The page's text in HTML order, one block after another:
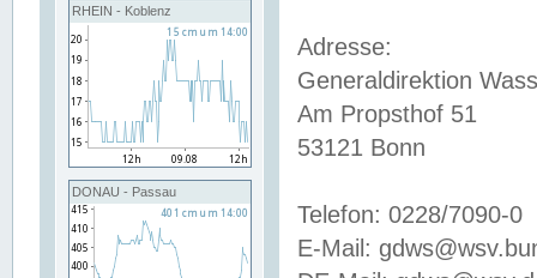
RHEIN - Koblenz
DONAU - Passau
Adresse:
Generaldirektion
Am Propsthof 51
53121 Bonn
Telefon: 0228/7090-0
E-Mail: